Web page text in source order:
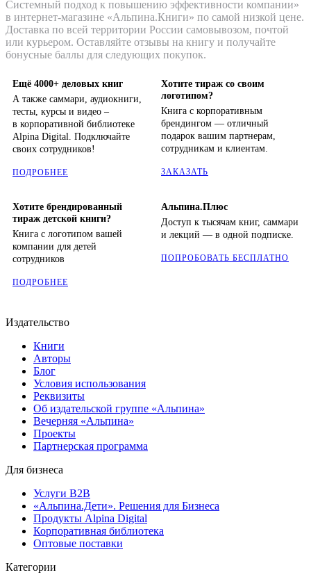
Системный подход к повышению эффективности компании»
в интернет-магазине «Альпина.Книги» по самой низкой цене.
Доставка по всей территории России самовывозом, почтой
или курьером. Оставляйте отзывы на книгу и получайте
бонусные баллы для следующих покупок.
Ещё 4000+ деловых книг
А также саммари, аудиокниги,
тесты, курсы и видео –
в корпоративной библиотеке
Alpina Digital. Подключайте
своих сотрудников!
ПОДРОБНЕЕ
Хотите тираж со своим
логотипом?
Книга с корпоративным
брендингом — отличный
подарок вашим партнерам,
сотрудникам и клиентам.
ЗАКАЗАТЬ
Хотите брендированный
тираж детской книги?
Книга с логотипом вашей
компании для детей
сотрудников
ПОДРОБНЕЕ
Альпина.Плюс
Доступ к тысячам книг, саммари
и лекций — в одной подписке.
ПОПРОБОВАТЬ БЕСПЛАТНО
Издательство
Книги
Авторы
Блог
Условия использования
Реквизиты
Об издательской группе «Альпина»
Вечерняя «Альпина»
Проекты
Партнерская программа
Для бизнеса
Услуги B2B
«Альпина.Дети». Решения для Бизнеса
Продукты Alpina Digital
Корпоративная библиотека
Оптовые поставки
Категории